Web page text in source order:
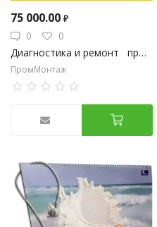
75 000.00 ₽
0
0
Диагностика и ремонт промышленного оборудования
ПромМонтаж